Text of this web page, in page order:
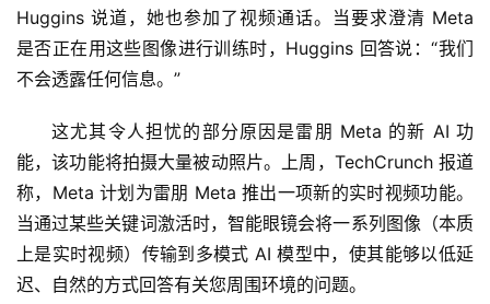
Huggins 说道，她也参加了视频通话。当要求澄清 Meta
是否正在用这些图像进行训练时，Huggins 回答说：“我们
不会透露任何信息。”
这尤其令人担忧的部分原因是雷朋 Meta 的新 AI 功
能，该功能将拍摄大量被动照片。上周，TechCrunch 报道
称，Meta 计划为雷朋 Meta 推出一项新的实时视频功能。
当通过某些关键词激活时，智能眼镜会将一系列图像（本质
上是实时视频）传输到多模式 AI 模型中，使其能够以低延
迟、自然的方式回答有关您周围环境的问题。